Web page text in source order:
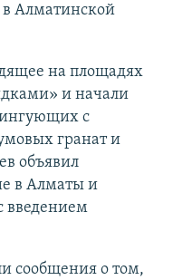
Алматинской
на площадях
и начали
с
гранат и
объявил
в Алматы и
введением
сообщения о том,